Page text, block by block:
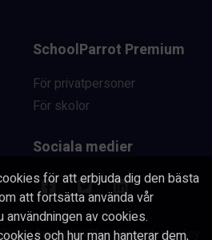
SchoolParrot Premium
För privatpersoner
För skolor
Sociala medier
|Användarvillkor|Integritetspolicy
för att erbjuda dig den bästa
att fortsätta använda vår
av cookies.
och hur man hanterar dem,